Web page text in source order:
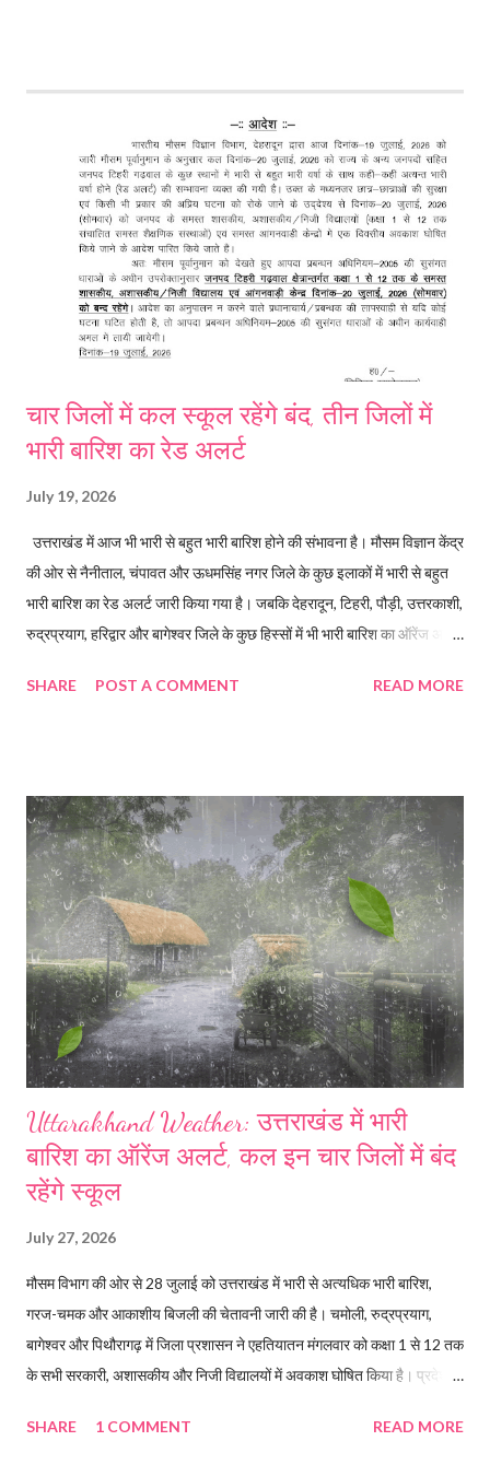
ने पति समेत ससुराल पक्ष के तीन लोगों पर दहेज उत्पीड़न और हत्या का आरोप लगाते हुए
पुलिस में शिकायत दर्ज कराई है। नवंबर 2025 में हुई थी शादी पौड़ी गढ़वाल के श्रीनगर
स्थित श्रीकोट निवासी स्वर्गी...
चार जिलों में कल स्कूल रहेंगे बंद, तीन जिलों में
भारी बारिश का रेड अलर्ट
July 19, 2026
उत्तराखंड में आज भी भारी से बहुत भारी बारिश होने की संभावना है। मौसम विज्ञान केंद्र
की ओर से नैनीताल, चंपावत और ऊधमसिंह नगर जिले के कुछ इलाकों में भारी से बहुत
भारी बारिश का रेड अलर्ट जारी किया गया है। जबकि देहरादून, टिहरी, पौड़ी, उत्तरकाशी,
रुद्रप्रयाग, हरिद्वार और बागेश्वर जिले के कुछ हिस्सों में भी भारी बारिश का ऑरेंज अलर्ट
और टिहरी में जिला प्रशासन ने स्कूल बंद रखने के आदेश जारी किए किए। कल सभी
SHARE POST A COMMENT READ MORE
Uttarakhand Weather: उत्तराखंड में भारी
बारिश का ऑरेंज अलर्ट, कल इन चार जिलों में बंद
रहेंगे स्कूल
July 27, 2026
मौसम विभाग की ओर से 28 जुलाई को उत्तराखंड में भारी से अत्यधिक भारी बारिश,
गरज-चमक और आकाशीय बिजली की चेतावनी जारी की है। चमोली, रुद्रप्रयाग,
बागेश्वर और पिथौरागढ़ में जिला प्रशासन ने एहतियातन मंगलवार को कक्षा 1 से 12 तक
के सभी सरकारी, अशासकीय और निजी विद्यालयों में अवकाश घोषित किया है। प्रदेश में
SHARE
1 COMMENT READ MORE